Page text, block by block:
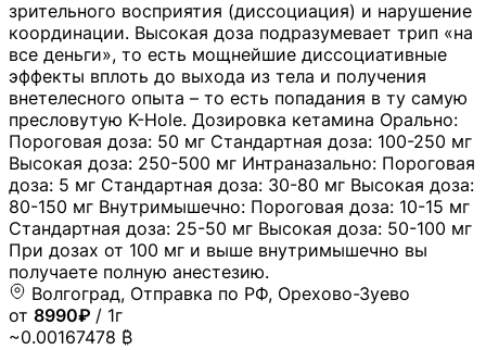
зрительного восприятия (диссоциация) и нарушение
координации. Высокая доза подразумевает трип «на
все деньги», то есть мощнейшие диссоциативные
эффекты вплоть до выхода из тела и получения
внетелесного опыта – то есть попадания в ту самую
пресловутую K-Hole. Дозировка кетамина Орально:
Пороговая доза: 50 мг Стандартная доза: 100-250 мг
Высокая доза: 250-500 мг Интраназально: Пороговая
доза: 5 мг Стандартная доза: 30-80 мг Высокая доза:
80-150 мг Внутримышечно: Пороговая доза: 10-15 мг
Стандартная доза: 25-50 мг Высокая доза: 50-100 мг
При дозах от 100 мг и выше внутримышечно вы
получаете полную анестезию.
Волгоград, Отправка по РФ, Орехово-Зуево
от 8990₽ / 1г
~0.00167478 ₿